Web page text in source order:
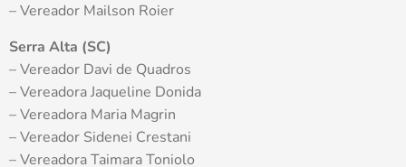
– Vereador Mailson Roier
Serra Alta (SC)
– Vereador Davi de Quadros
– Vereadora Jaqueline Donida
– Vereadora Maria Magrin
– Vereador Sidenei Crestani
– Vereadora Taimara Toniolo